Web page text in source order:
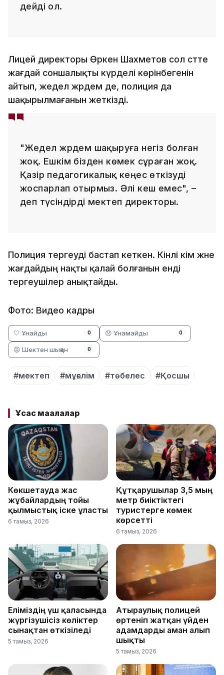
дейді ол.
Лицей директоры Өркен Шахметов сол сәтте
жағдай соншалықты күрделі көрінбегенін
айтып, жедел жәрдем де, полиция да
шақырылмағанын жеткізді.
"Жедел жәрдем шақыруға негіз болған
жоқ. Ешкім бізден көмек сұраған жоқ.
Қазір педагогикалық кеңес өткізуді
жоспарлап отырмыз. Әлі кеш емес", –
деп түсіндірді мектеп директоры.
Полиция тергеуді бастап кеткен. Кінәлі кім және
жағдайдың нақты қалай болғанын енді
тергеушілер анықтайды.
Фото: Видео кадры
🤍 Ұнайды 0 😞 Ұнамайды 0
😡 Шектен шыққан 0
#мектеп #мұғалім #төбелес #Қосшы
Ұқсас мақалалар
Көкшетауда жас
жұбайлардың тойы
қылмыстық іске ұласты
6 тамыз, 2026
Құтқарушылар 3,5 мың
метр биіктіктегі
туристерге көмек
көрсетті
6 тамыз, 2026
Еліміздің үш қаласында
жүргізушісіз көліктер
сынақтан өткізіледі
5 тамыз, 2026
Атыраулық полицей
өртеніп жатқан үйден
адамдарды аман алып
шықты
5 тамыз, 2026